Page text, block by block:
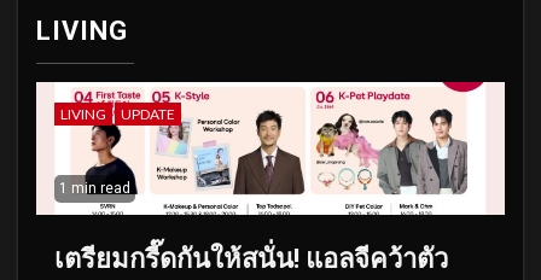
LIVING
LIVING UPDATE
1 min read
เตรียมกรี๊ดกันให้สนั่น! แอลจีคว้าตัว